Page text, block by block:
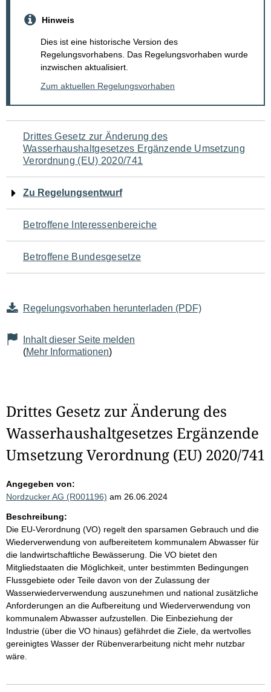
Hinweis
Dies ist eine historische Version des
Regelungsvorhabens. Das Regelungsvorhaben wurde
inzwischen aktualisiert.
Zum aktuellen Regelungsvorhaben
Navigation
für
den
Seiteninhalt
Drittes Gesetz zur Änderung des
Wasserhaushaltgesetzes Ergänzende Umsetzung
Verordnung (EU) 2020/741
Zu Regelungsentwurf
Betroffene Interessenbereiche
Betroffene Bundesgesetze
Regelungsvorhaben herunterladen (PDF)
Inhalt dieser Seite melden
(Mehr Informationen)
Drittes Gesetz zur Änderung des
Wasserhaushaltgesetzes Ergänzende
Umsetzung Verordnung (EU) 2020/741
Angegeben von:
Nordzucker AG (R001196) am 26.06.2024
Beschreibung:
Die EU-Verordnung (VO) regelt den sparsamen Gebrauch und die
Wiederverwendung von aufbereitetem kommunalem Abwasser für
die landwirtschaftliche Bewässerung. Die VO bietet den
Mitgliedstaaten die Möglichkeit, unter bestimmten Bedingungen
Flussgebiete oder Teile davon von der Zulassung der
Wasserwiederverwendung auszunehmen und national zusätzliche
Anforderungen an die Aufbereitung und Wiederverwendung von
kommunalem Abwasser aufzustellen. Die Einbeziehung der
Industrie (über die VO hinaus) gefährdet die Ziele, da wertvolles
gereinigtes Wasser der Rübenverarbeitung nicht mehr nutzbar
wäre.